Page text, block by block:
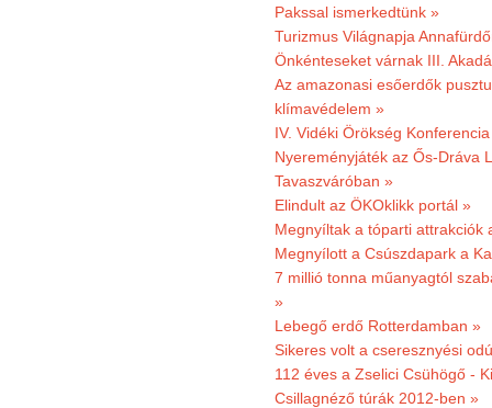
Pakssal ismerkedtünk »
Turizmus Világnapja
Önkénteseket várnak III.
Az amazonasi esőerdők
klímavédelem »
IV. Vidéki Örökség
Nyereményjáték az Ős-Dráva
Tavaszváróban »
Elindult az ÖKOklikk portál »
Megnyíltak a tóparti attrakciók
Megnyílott a Csúszdapark a
7 millió tonna műanyagtól
»
Lebegő erdő Rotterdamban »
Sikeres volt a cseresznyési
112 éves a Zselici Csühögő -
Csillagnéző túrák 2012-ben »